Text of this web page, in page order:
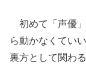
初めて「声優
ら動かなくてい
裏方として関わ